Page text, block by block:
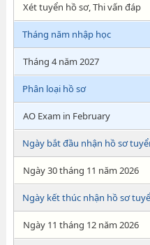
Xét tuyển hồ sơ, Thi vấn đáp
Tháng năm nhập học
Tháng 4 năm 2027
Phân loại hồ sơ
AO Exam in February
Ngày bắt đầu nhận hồ sơ
Ngày 30 tháng 11 năm 2026
Ngày kết thúc nhận hồ sơ
Ngày 11 tháng 12 năm 2026